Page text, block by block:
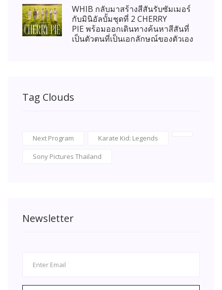
WHIB กลับมาสร้างสีสันรับซัมเมอร์
กับมินิอัลบั้มชุดที่ 2 CHERRY
PIE พร้อมออกเดินทางค้นหาสีสันที่
เป็นตัวตนที่เป็นเอกลักษณ์ของตัวเอง
Tag Clouds
Next Program Karate Kid: Legends
Sony Pictures Thailand
Newsletter